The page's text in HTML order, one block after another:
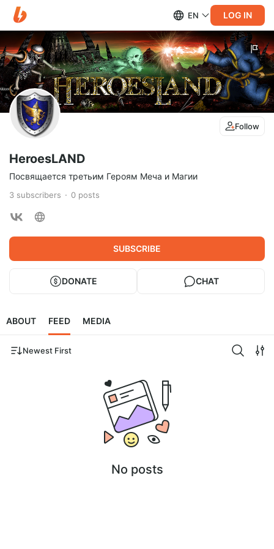
EN LOG IN
Follow
HeroesLAND
Посвящается третьим Героям Меча и Магии
3 subscribers 0 posts
SUBSCRIBE
DONATE CHAT
ABOUT FEED MEDIA
Newest First
No posts